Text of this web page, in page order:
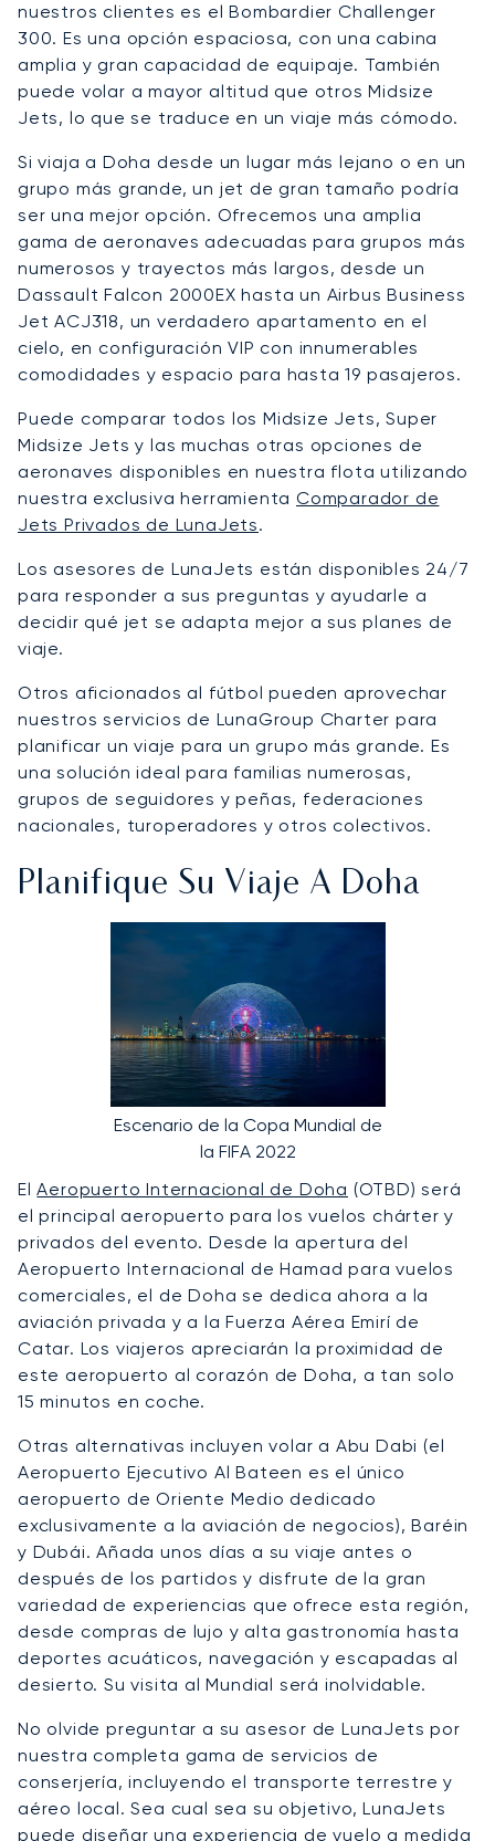
nuestros clientes es el Bombardier Challenger
300. Es una opción espaciosa, con una cabina
amplia y gran capacidad de equipaje. También
puede volar a mayor altitud que otros Midsize
Jets, lo que se traduce en un viaje más cómodo.
Si viaja a Doha desde un lugar más lejano o en un
grupo más grande, un jet de gran tamaño podría
ser una mejor opción. Ofrecemos una amplia
gama de aeronaves adecuadas para grupos más
numerosos y trayectos más largos, desde un
Dassault Falcon 2000EX hasta un Airbus Business
Jet ACJ318, un verdadero apartamento en el
cielo, en configuración VIP con innumerables
comodidades y espacio para hasta 19 pasajeros.
Puede comparar todos los Midsize Jets, Super
Midsize Jets y las muchas otras opciones de
aeronaves disponibles en nuestra flota utilizando
nuestra exclusiva herramientaComparador de
Jets Privados de LunaJets.
Los asesores de LunaJets están disponibles 24/7
para responder a sus preguntas y ayudarle a
decidir qué jet se adapta mejor a sus planes de
viaje.
Otros aficionados al fútbol pueden aprovechar
nuestros servicios de LunaGroup Charter para
planificar un viaje para un grupo más grande. Es
una solución ideal para familias numerosas,
grupos de seguidores y peñas, federaciones
nacionales, turoperadores y otros colectivos.
Planifique Su Viaje A Doha
Escenario de la Copa Mundial de
la FIFA 2022
ElAeropuerto Internacional de Doha (OTBD) será
el principal aeropuerto para los vuelos chárter y
privados del evento. Desde la apertura del
Aeropuerto Internacional de Hamad para vuelos
comerciales, el de Doha se dedica ahora a la
aviación privada y a la Fuerza Aérea Emirí de
Catar. Los viajeros apreciarán la proximidad de
este aeropuerto al corazón de Doha, a tan solo
15 minutos en coche.
Otras alternativas incluyen volar a Abu Dabi (el
Aeropuerto Ejecutivo Al Bateen es el único
aeropuerto de Oriente Medio dedicado
exclusivamente a la aviación de negocios), Baréin
y Dubái. Añada unos días a su viaje antes o
después de los partidos y disfrute de la gran
variedad de experiencias que ofrece esta región,
desde compras de lujo y alta gastronomía hasta
deportes acuáticos, navegación y escapadas al
desierto. Su visita al Mundial será inolvidable.
No olvide preguntar a su asesor de LunaJets por
nuestra completa gama de servicios de
conserjería, incluyendo el transporte terrestre y
aéreo local. Sea cual sea su objetivo, LunaJets
puede diseñar una experiencia de vuelo a medida